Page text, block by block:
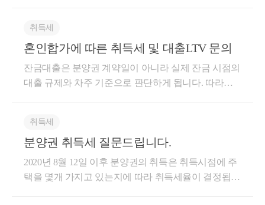
사 플랫폼 '택슬리' 상담 및 후기 1위 (약 4,000건 이상
상담)- 전문가 플랫폼 '아하커넥츠' 상담 및 후기 1위
(약 500건 이상 상담)- 지식공유플랫폼 '아하' 세무/회계
코스맥스 세무팀- ㈜현대중공업 세무기획팀- ㈜iMBC
재무회계팀- 세무법인 넥스트
니다.
'아하' 세무/회계 1위 (98,000건 이상 답변 및 337만건 이
상 공유)- KB금융 콘텐츠 필진- 한국경제필진- 서울시
마을세무사- ㈜코스맥스 세무팀- ㈜현대중공업 세무기
획팀- ㈜iMBC 재무회계팀- 세무법인 넥스트
역주택조합(B) 가입○ ’21.10월 지역주택조합(B) 사업
승인○ ’23.05월 C주택 취득○ ’26.03월 A주택 양도(B지
’21.1.1. 전 B지역주택조합에 가입하고 ’21.1.1. 이후 사
업계획승인을 받은 상태에서 C주택을 취득한 후 A주
행령 제156조의3【주택과 분양권을 소유한 경우 1세
령으로 정하는 경우”란 1세대가 주택과 분양권을 보유
하다가 그 주택을 양도하는 경우로서 제2항부터 제8항
까지의 규정에 해당하는 경우를 말한다.② 국내에 1주
조합원 가입계약 및 사업계획승인 시 1세대1주택 비과
원 가입계약을 체결하거나 사업계획승인을 받은 경우
는 「소득세법 시행령」 제154조제1항제5호 및 대통
령령 제28293호 소득세법 시행령 일부개정령 부칙 제2
제154조(1세대1주택의 범위) ①~ 제5호에 해당하는 경
우에는 거주기간의 제한을 받지 않는다 5. 거주자가 조
정대상지역의 공고가 있은 날 이전에 매매계약을 체결
하고 계약금을 지급한 사실이 증빙서류에 의하여 확인
년 거주 요건 규정은 다음의 경우에는 적용하지 않습
니다. 소득세법시행령 제154조 [ 1세대1주택의 범위 ]
거주자가 조정대상지역의 공고가 있은 날 이전에 매매
계약을 체결하고 계약금을 지급한 사실이 증빙서류에
우(2018.02.13 개정) 따라서 B분양권 전매계약일 현재
무주택자인 경우에는 이후 B주택을 1세대 1주택으로
양도하는 경우에는 2년 거주 없이 비과세 가능합니다.
이때 무주택자에 분양권 및 입주권은 관련 부칙에 따
라 주택으로 보지 않는 것으로 해석하고 있으므로 현
취득세
혼인합가에 따른 취득세 및 대출LTV 문의
잔금대출은 분양권 계약일이 아니라 실제 잔금 시점의
대출 규제와 차주 기준으로 판단하게 됩니다. 따라서
신고 이후에는 부부를 1세대로 보아 배우자의 기존 1
주택 보유 사실이 함께 반영될 수 있으므로, 생애최초
혜택 적용 여부는 금융기관에 보수적으로 확인하시는
것이 필요합니다. 취득세는 질문 주신 방향이 맞습니
취득세
분양권 취득세 질문드립니다.
2020년 8월 12일 이후 분양권의 취득은 취득시점에 주
택을 몇개 가지고 있는지에 따라 취득세율이 결정됩니